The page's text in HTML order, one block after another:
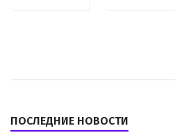
ПОСЛЕДНИЕ НОВОСТИ